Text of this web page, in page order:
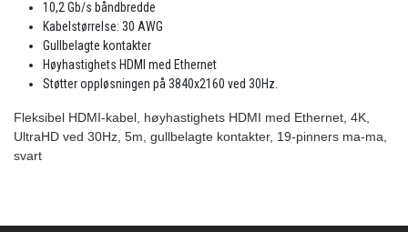
10,2 Gb/s båndbredde
Kabelstørrelse: 30 AWG
Gullbelagte kontakter
Høyhastighets HDMI med Ethernet
Støtter oppløsningen på 3840x2160 ved 30Hz.
Fleksibel HDMI-kabel, høyhastighets HDMI med Ethernet, 4K,
UltraHD ved 30Hz, 5m, gullbelagte kontakter, 19-pinners ma-ma,
svart